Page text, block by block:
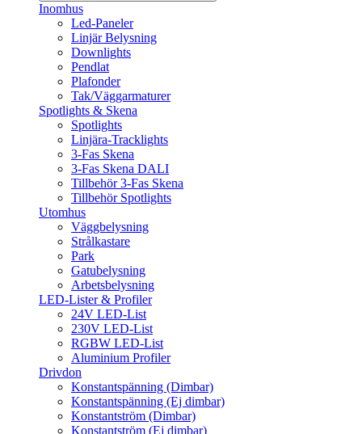
Inomhus
Led-Paneler
Linjär Belysning
Downlights
Pendlat
Plafonder
Tak/Väggarmaturer
Spotlights & Skena
Spotlights
Linjära-Tracklights
3-Fas Skena
3-Fas Skena DALI
Tillbehör 3-Fas Skena
Tillbehör Spotlights
Utomhus
Väggbelysning
Strålkastare
Park
Gatubelysning
Arbetsbelysning
LED-Lister & Profiler
24V LED-List
230V LED-List
RGBW LED-List
Aluminium Profiler
Drivdon
Konstantspänning (Dimbar)
Konstantspänning (Ej dimbar)
Konstantström (Dimbar)
Konstantström (Ej dimbar)